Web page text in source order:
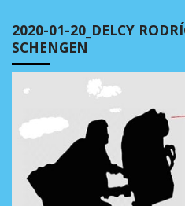
2020-01-20_DELCY
SCHENGEN